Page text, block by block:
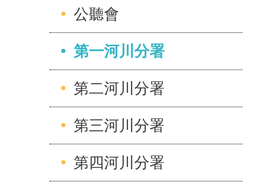
公聽會
第一河川分署
第二河川分署
第三河川分署
第四河川分署